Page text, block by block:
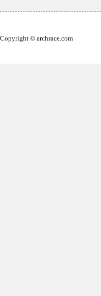
Copyright © archrace.com